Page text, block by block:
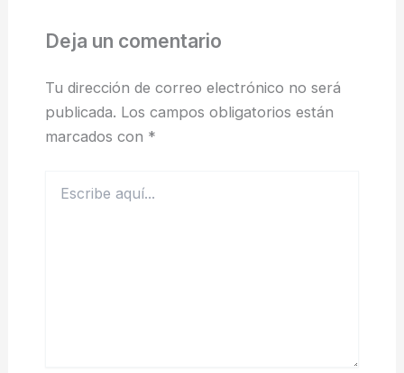
Deja un comentario
Tu dirección de correo electrónico no será
publicada. Los campos obligatorios están
marcados con *
aquí...